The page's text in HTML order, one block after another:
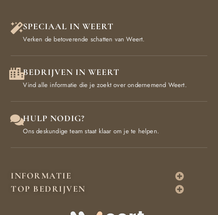
SPECIAAL IN WEERT
Verken de betoverende schatten van Weert.
BEDRIJVEN IN WEERT
Vind alle informatie die je zoekt over ondernemend Weert.
HULP NODIG?
Ons deskundige team staat klaar om je te helpen.
INFORMATIE
TOP BEDRIJVEN